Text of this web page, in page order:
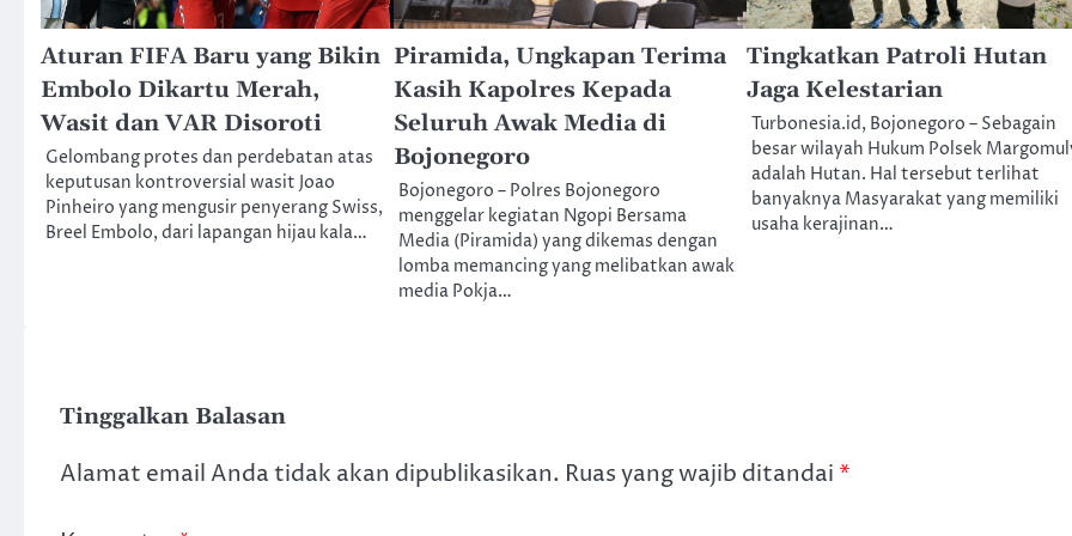
Aturan FIFA Baru yang Bikin
Embolo Dikartu Merah,
Wasit dan VAR Disoroti
Gelombang protes dan perdebatan atas
keputusan kontroversial wasit Joao
Pinheiro yang mengusir penyerang Swiss,
Breel Embolo, dari lapangan hijau kala…
Piramida, Ungkapan Terima
Kasih Kapolres Kepada
Seluruh Awak Media di
Bojonegoro
Bojonegoro – Polres Bojonegoro
menggelar kegiatan Ngopi Bersama
Media (Piramida) yang dikemas dengan
lomba memancing yang melibatkan awak
media Pokja…
Tingkatkan Patroli Hutan
Jaga Kelestarian
Turbonesia.id, Bojonegoro – Sebagain
besar wilayah Hukum Polsek
adalah Hutan. Hal tersebut terlihat
banyaknya Masyarakat yang memiliki
usaha kerajinan…
Tinggalkan Balasan
Alamat email Anda tidak akan dipublikasikan. Ruas yang wajib ditandai *